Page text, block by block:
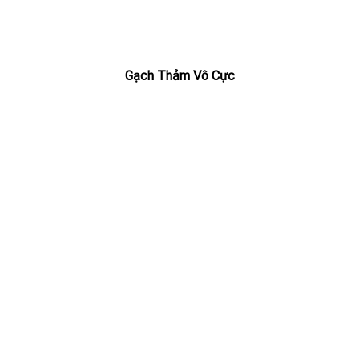
Gạch Thảm Vô Cực